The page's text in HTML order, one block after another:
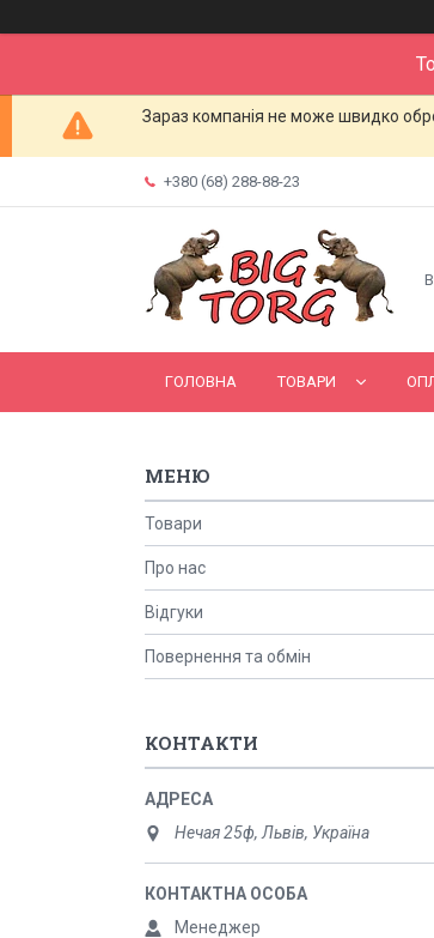
Зараз компанія не може швидко
+380 (68) 288-88-23
ГОЛОВНА ТОВАРИ
Товари
Про нас
Відгуки
Повернення та обмін
КОНТАКТИ
Нечая 25ф, Львів, Україна
Менеджер